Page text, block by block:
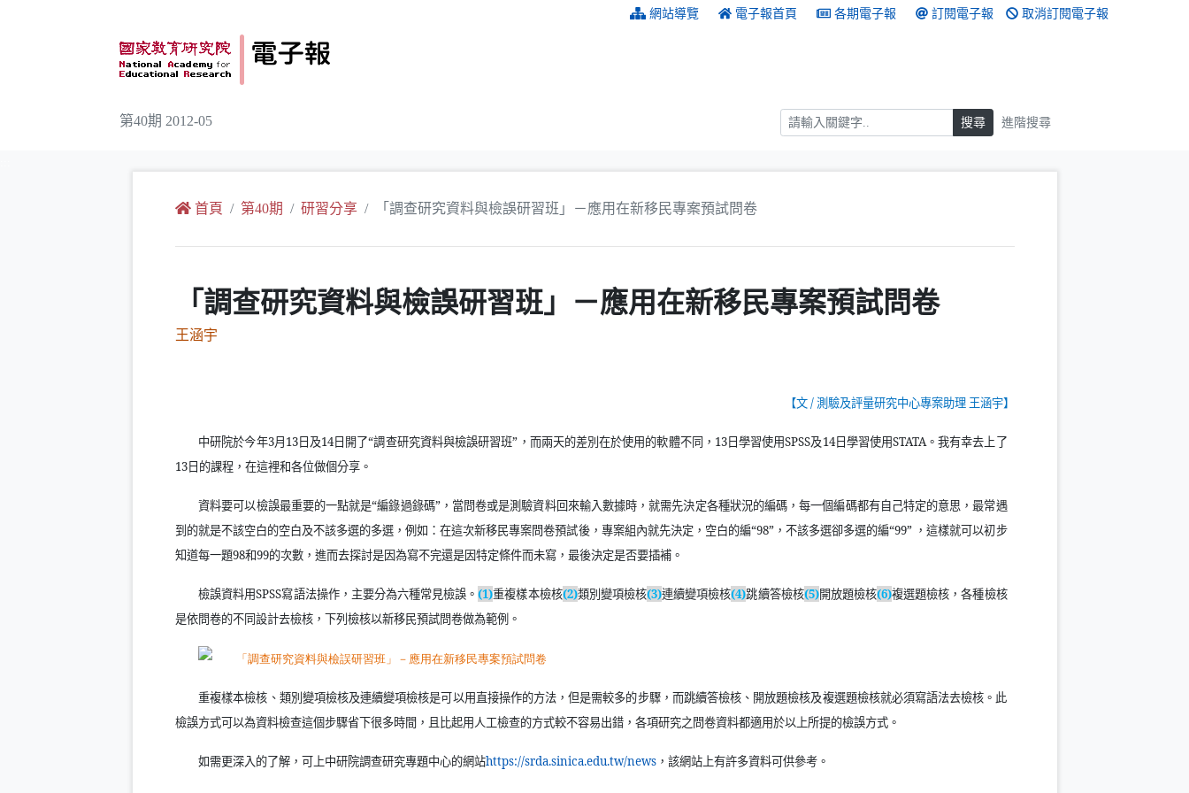
網站導覽 電子報首頁 各期電子報 訂閱電子報 取消訂閱電子報
第40期 2012-05 搜尋 搜尋 進階搜尋
首頁 第40期 研習分享 「調查研究資料與檢誤研習班」－應用在新移民專案預試問卷
「調查研究資料與檢誤研習班」－應用在新移民專案預試問卷
王涵宇
【文/測驗及評量研究中心專案助理 王涵宇】
中研院於今年3月13日及14日開了“調查研究資料與檢誤研習班” ，而兩天的差別在於使用的軟體不同， 13日學習使用SPSS及14日學習使用STATA。我有幸去上了
13日的課程，在這裡和各位做個分享。
資料要可以檢誤最重要的一點就是“編錄過錄碼”，當問卷或是測驗資料回來輸入數據時，就需先決定各種狀況的編碼，每一個編碼都有自己特定的意思，最常遇
到的就是不該空白的空白及不該多選的多選，例如：在這次新移民專案問卷預試後，專案組內就先決定，空白的編“98”，不該多選卻多選的編“99” ，這樣就可以初步
知道每一題98和99的次數，進而去探討是因為寫不完還是因特定條件而未寫，最後決定是否要插補。
檢誤資料用SPSS寫語法操作，主要分為六種常見檢誤。(1)重複樣本檢核(2)類別變項檢核(3)連續變項檢核(4)跳續答檢核(5)開放題檢核(6)複選題檢核，各種檢核
是依問卷的不同設計去檢核，下列檢核以新移民預試問卷做為範例。
重複樣本檢核、類別變項檢核及連續變項檢核是可以用直接操作的方法，但是需較多的步驟，而跳續答檢核、開放題檢核及複選題檢核就必須寫語法去檢核。此
檢誤方式可以為資料檢查這個步驟省下很多時間，且比起用人工檢查的方式較不容易出錯，各項研究之問卷資料都適用於以上所提的檢誤方式。
如需更深入的了解，可上中研院調查研究專題中心的網站https://srda.sinica.edu.tw/news （另開新視窗）
，該網站上有許多資料可供參考。